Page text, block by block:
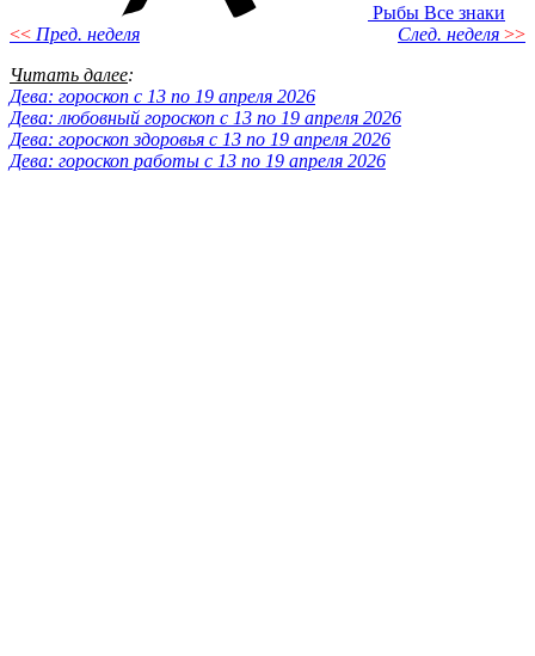
Рыбы Все знаки
<< Пред. неделя След. неделя >>
Читать далее:
Дева: гороскоп с 13 по 19 апреля 2026
Дева: любовный гороскоп с 13 по 19 апреля 2026
Дева: гороскоп здоровья с 13 по 19 апреля 2026
Дева: гороскоп работы с 13 по 19 апреля 2026